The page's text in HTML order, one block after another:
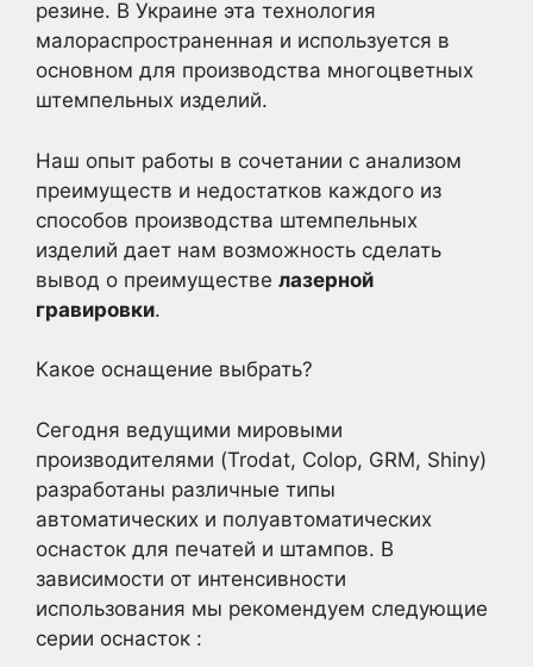
резине. В Украине эта технология
малораспространенная и используется в
основном для производства многоцветных
штемпельных изделий.
Наш опыт работы в сочетании с анализом
преимуществ и недостатков каждого из
способов производства штемпельных
изделий дает нам возможность сделать
вывод о преимуществе лазерной
гравировки.
Какое оснащение выбрать?
Сегодня ведущими мировыми
производителями (Trodat, Colop, GRM, Shiny)
разработаны различные типы
автоматических и полуавтоматических
оснасток для печатей и штампов. В
зависимости от интенсивности
использования мы рекомендуем следующие
серии оснасток :